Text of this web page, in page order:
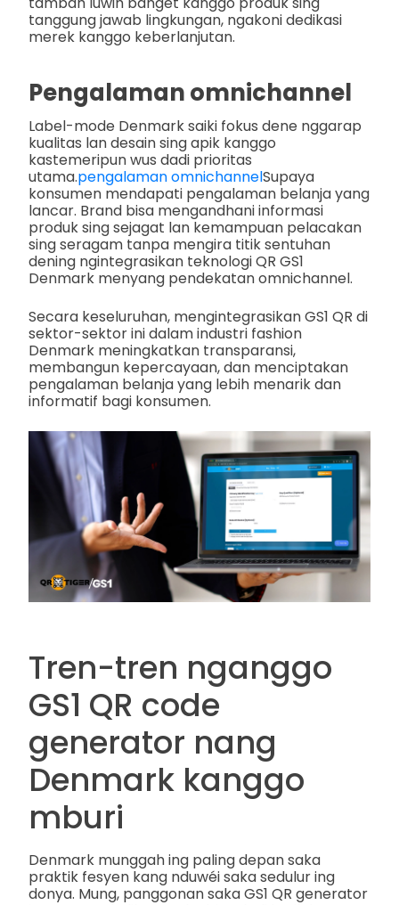
tanggung jawab lingkungan, ngakoni dedikasi
merek kanggo keberlanjutan.
Pengalaman omnichannel
Label-mode Denmark saiki fokus dene nggarap
kualitas lan desain sing apik kanggo
kastemeripun wus dadi prioritas
utama.pengalaman omnichannelSupaya
konsumen mendapati pengalaman belanja yang
lancar. Brand bisa mengandhani informasi
produk sing sejagat lan kemampuan pelacakan
sing seragam tanpa mengira titik sentuhan
dening ngintegrasikan teknologi QR GS1
Denmark menyang pendekatan omnichannel.
Secara keseluruhan, mengintegrasikan GS1 QR di
sektor-sektor ini dalam industri fashion
Denmark meningkatkan transparansi,
membangun kepercayaan, dan menciptakan
pengalaman belanja yang lebih menarik dan
informatif bagi konsumen.
Tren-tren nganggo
GS1 QR code
generator nang
Denmark kanggo
mburi
Denmark munggah ing paling depan saka
praktik fesyen kang nduwéi saka sedulur ing
donya. Mung, panggonan saka GS1 QR generator